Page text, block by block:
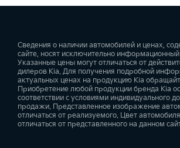
Сведения о наличии автомобилей и ценах,
сайте, носят исключительно
Указанные цены могут отличаться от
дилеров Kia. Для получения подробной
актуальных ценах на продукцию Kia
Приобретение любой продукции бренда Kia
соответствии с условиями индивидуального
продажи. Представленное изображение
отличаться от реализуемого. Цвет
отличаться от представленного на данном